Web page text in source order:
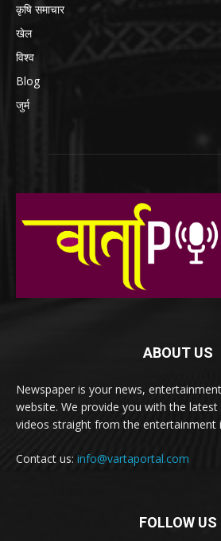
कृषि समाचार
खेल
विश्व
Blog
जुर्म
ABOUT US
Newspaper is your news,
website. We provide you with the latest
videos straight from the entertainment
Contact us: info@vartaportal.com
FOLLOW US